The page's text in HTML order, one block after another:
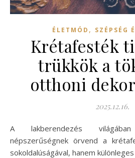
ÉLETMÓD , SZÉPSÉG
Krétafesték
trükkök a
otthoni
2025.12.16.
A lakberendezés világában egyre nagyobb
népszerűségnek örvend a
sokoldalúságával, hanem